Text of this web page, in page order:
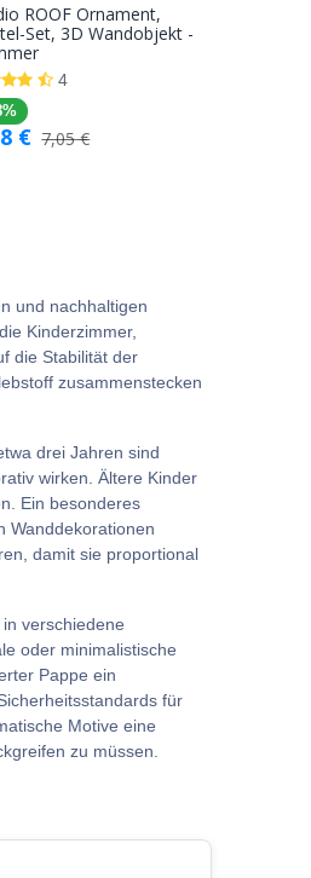
In den
ROOF Ornament,
Set, 3D Wandobjekt -
4
€ 7,05€
und nachhaltigen
Kinderzimmer,
die Stabilität der
zusammenstecken
drei Jahren sind
wirken. Ältere Kinder
Ein besonderes
Wanddekorationen
damit sie proportional
verschiedene
oder minimalistische
Pappe ein
für
Motive eine
zu müssen.